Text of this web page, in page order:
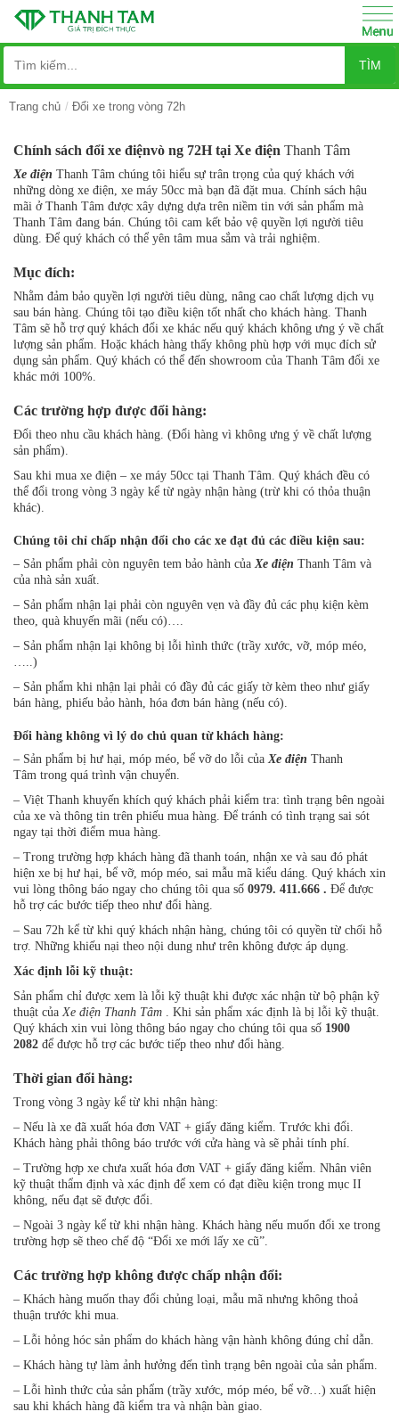
TÌM
Trang chủ Đổi xe trong vòng 72h
Chính sách đổi xe điệnvò ng 72H tại Xe điện Thanh Tâm
Xe điện Thanh Tâm chúng tôi hiểu sự trân trọng của quý khách với
những dòng xe điện, xe máy 50cc mà bạn đã đặt mua. Chính sách hậu
mãi ở Thanh Tâm được xây dựng dựa trên niềm tin với sản phẩm mà
Thanh Tâm đang bán. Chúng tôi cam kết bảo vệ quyền lợi người tiêu
dùng. Để quý khách có thể yên tâm mua sắm và trải nghiệm.
Mục đích:
Nhằm đảm bảo quyền lợi người tiêu dùng, nâng cao chất lượng dịch vụ
sau bán hàng. Chúng tôi tạo điều kiện tốt nhất cho khách hàng. Thanh
Tâm sẽ hỗ trợ quý khách đổi xe khác nếu quý khách không ưng ý về chất
lượng sản phẩm. Hoặc khách hàng thấy không phù hợp với mục đích sử
dụng sản phẩm. Quý khách có thể đến showroom của Thanh Tâm đổi xe
khác mới 100%.
Các trường hợp được đổi hàng:
Đổi theo nhu cầu khách hàng. (Đổi hàng vì không ưng ý về chất lượng
sản phẩm).
Sau khi mua xe điện – xe máy 50cc tại Thanh Tâm. Quý khách đều có
thể đổi trong vòng 3 ngày kể từ ngày nhận hàng (trừ khi có thỏa thuận
khác).
Chúng tôi chỉ chấp nhận đổi cho các xe đạt đủ các điều kiện sau:
– Sản phẩm phải còn nguyên tem bảo hành củaXe điện Thanh Tâm và
của nhà sản xuất.
– Sản phẩm nhận lại phải còn nguyên vẹn và đầy đủ các phụ kiện kèm
theo, quà khuyến mãi (nếu có)….
– Sản phẩm nhận lại không bị lỗi hình thức (trầy xước, vỡ, móp méo,
…..)
– Sản phẩm khi nhận lại phải có đầy đủ các giấy tờ kèm theo như giấy
bán hàng, phiếu bảo hành, hóa đơn bán hàng (nếu có).
Đổi hàng không vì lý do chủ quan từ khách hàng:
– Sản phẩm bị hư hại, móp méo, bể vỡ do lỗi củaXe điện Thanh
Tâm trong quá trình vận chuyển.
– Việt Thanh khuyến khích quý khách phải kiểm tra: tình trạng bên ngoài
của xe và thông tin trên phiếu mua hàng. Để tránh có tình trạng sai sót
ngay tại thời điểm mua hàng.
– Trong trường hợp khách hàng đã thanh toán, nhận xe và sau đó phát
hiện xe bị hư hại, bể vỡ, móp méo, sai mẫu mã kiểu dáng. Quý khách xin
vui lòng thông báo ngay cho chúng tôi qua số 0979. 411.666 . Để được
hỗ trợ các bước tiếp theo như đổi hàng.
– Sau 72h kể từ khi quý khách nhận hàng, chúng tôi có quyền từ chối hỗ
trợ. Những khiếu nại theo nội dung như trên không được áp dụng.
Xác định lỗi kỹ thuật:
Sản phẩm chỉ được xem là lỗi kỹ thuật khi được xác nhận từ bộ phận kỹ
thuật củaXe điện Thanh Tâm . Khi sản phẩm xác định là bị lỗi kỹ thuật.
Quý khách xin vui lòng thông báo ngay cho chúng tôi qua số 1900
2082 để được hỗ trợ các bước tiếp theo như đổi hàng.
Thời gian đổi hàng:
Trong vòng 3 ngày kể từ khi nhận hàng:
– Nếu là xe đã xuất hóa đơn VAT + giấy đăng kiểm. Trước khi đổi.
Khách hàng phải thông báo trước với cửa hàng và sẽ phải tính phí.
– Trường hợp xe chưa xuất hóa đơn VAT + giấy đăng kiểm. Nhân viên
kỹ thuật thẩm định và xác định để xem có đạt điều kiện trong mục II
không, nếu đạt sẽ được đổi.
– Ngoài 3 ngày kể từ khi nhận hàng. Khách hàng nếu muốn đổi xe trong
trường hợp sẽ theo chế độ “Đổi xe mới lấy xe cũ”.
Các trường hợp không được chấp nhận đổi:
– Khách hàng muốn thay đổi chủng loại, mẫu mã nhưng không thoả
thuận trước khi mua.
– Lỗi hỏng hóc sản phẩm do khách hàng vận hành không đúng chỉ dẫn.
– Khách hàng tự làm ảnh hưởng đến tình trạng bên ngoài của sản phẩm.
– Lỗi hình thức của sản phẩm (trầy xước, móp méo, bể vỡ…) xuất hiện
sau khi khách hàng đã kiểm tra và nhận bàn giao.